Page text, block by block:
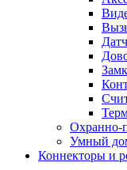
Охранно-
Умный
Коннекторы и